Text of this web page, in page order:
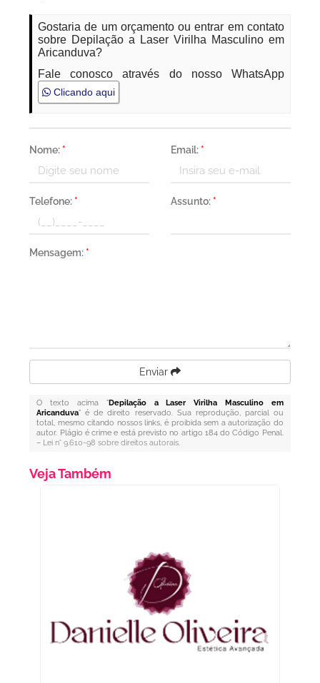
Gostaria de um orçamento ou entrar em contato
sobre Depilação a Laser Virilha Masculino em
Aricanduva?
Fale conosco através do nosso WhatsApp
Clicando aqui
Nome: * Email: *
Telefone: * Assunto: *
Mensagem: *
Enviar
O texto acima "Depilação a Laser Virilha Masculino em
Aricanduva" é de direito reservado. Sua reprodução, parcial ou
total, mesmo citando nossos links, é proibida sem a autorização do
autor. Plágio é crime e está previsto no artigo 184 do Código Penal.
– Lei n° 9.610-98 sobre direitos autorais.
Veja Também